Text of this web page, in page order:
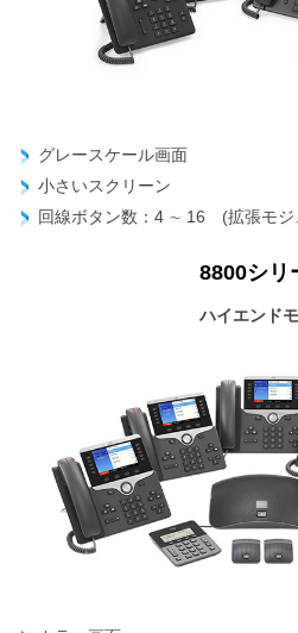
グレースケール画面
小さいスクリーン
回線ボタン数：4 ∼ 16 (拡張モジ
8800シリ
ハイエンド